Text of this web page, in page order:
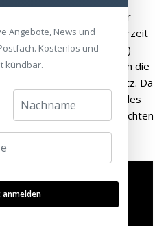
derzeitigen Stand der
Laserdioden derzeit
(Rot, Grün und Blau)
kommen ausschließlich die
blauen Laser zum Einsatz. Da
wäre, wird ein Teil des
Phosphor zum Leuchten
zu erzeugen.
Angebote, News und
Kostenlos und
kündbar.
anmelden